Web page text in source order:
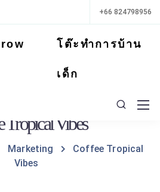
+66 824798956
โต๊ะทำการบ้าน
เด็ก
Tropical Vibes
Marketing
Coffee Tropical
Vibes